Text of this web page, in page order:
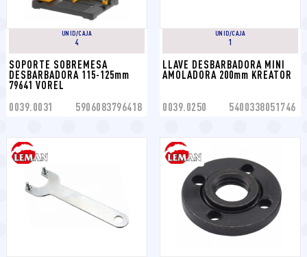
UNID/CAJA
4
SOPORTE SOBREMESA
DESBARBADORA 115-125mm
79641 VOREL
0039.0031 5906083796418
UNID/CAJA
1
LLAVE DESBARBADORA MINI
AMOLADORA 200mm KREATOR
0039.0250 5400338051746